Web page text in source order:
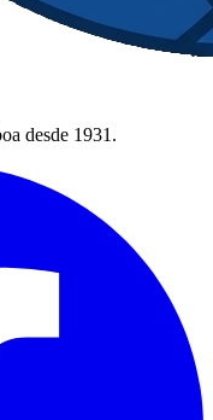
desde 1931.